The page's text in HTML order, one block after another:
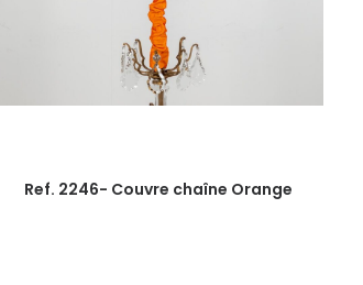
Ref. 2246- Couvre chaîne Orange